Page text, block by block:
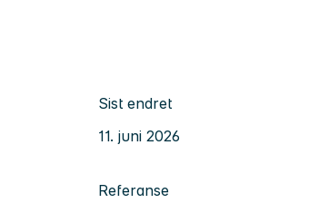
Sist endret
11. juni 2026
Referanse